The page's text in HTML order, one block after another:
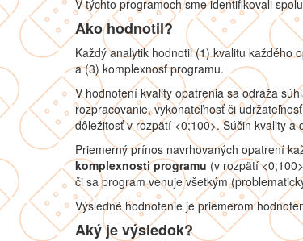
V týchto programoch sme identifikovali
Ako hodnotil?
Každý analytik hodnotil (1) kvalitu každého
a (3) komplexnosť programu.
V hodnotení kvality opatrenia sa odráža
rozpracovanie, vykonateľnosť či
dôležitosť v rozpätí <0;100>. Súčin kvality a
Priemerný prínos navrhovaných opatrení
komplexnosti programu (v rozpätí
či sa program venuje všetkým
Výsledné hodnotenie je priemerom
Aký je výsledok?